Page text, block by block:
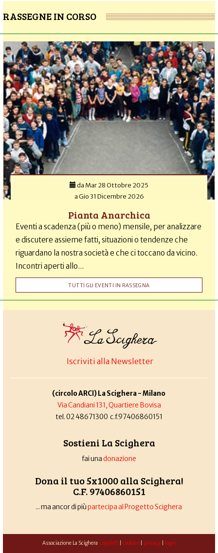
RASSEGNE IN CORSO
da Mar 28 Ottobre 2025
aGio 31 Dicembre 2026
Pianta Anarchica
Eventi a scadenza (più o meno) mensile, per analizzare
e discutere assieme fatti, situazioni o tendenze che
riguardano la nostra società e che ci toccano da vicino.
Incontri aperti allo...
TUTTI GLI EVENTI IN RASSEGNA
Iscriviti alla Newsletter
(circolo ARCI) La Scighera - Milano
Via Candiani 131, Quartiere Bovisa
tel. 02 48671300 c.f.97406860151
Sostieni La Scighera
fai unadonazione
Dona il tuo 5x1000 alla Scighera!
C.F. 97406860151
... ma ancor di piùpartecipa al Progetto Scighera
Associazione La Scighera copyleft| cookies| privacy| login